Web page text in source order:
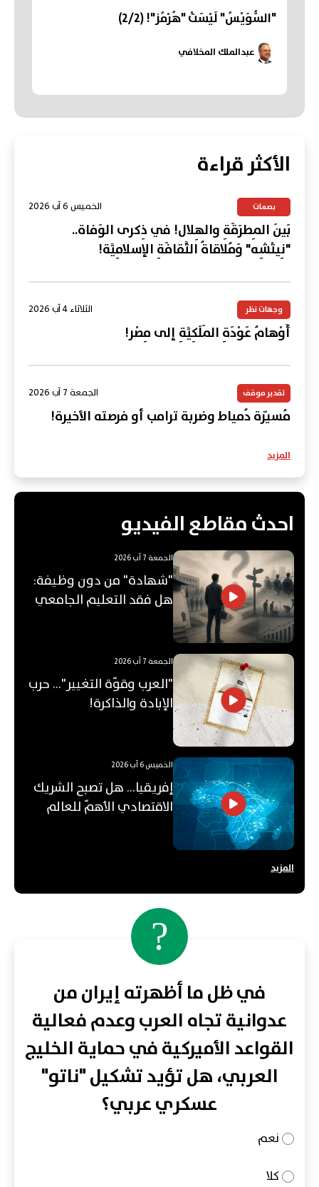
"السُّوَيْسُ" لَيْسَتْ "هُرْمُز"! (2/2)
عبدالملك المخلافي
الأكثر قراءة
بصمات الخميس 6 آب 2026
بَينَ المِطرَقَةِ والهِلال! في ذِكرى الوَفاة..
"نِيتْشِه" وَمُلاقاةُ الثَّقافَةِ الإسلامِيَّة!
وجهات نظر الثلاثاء 4 آب 2026
أَوْهامُ عَوْدَةِ المَلَكِيَّةِ إلى مِصْر!
تقدير موقف الجمعة 7 آب 2026
مُسيّرة دُمياط وضربة ترامب أو فرصته الأخيرة!
المزيد
احدث مقاطع الفيديو
الجمعة 7 آب 2026
"شهادة" من دون وظيفة:
هل فقد التعليم الجامعي
الجمعة 7 آب 2026
"العرب وقوّة التغيير"... حرب
الإبادة والذاكرة!
الخميس 6 آب 2026
إفريقيا... هل تصبح الشريك
الاقتصادي الأهمّ للعالم
المزيد
?
في ظل ما أظهرته إيران من
عدوانية تجاه العرب وعدم فعالية
القواعد الأميركية في حماية الخليج
العربي، هل تؤيد تشكيل "ناتو"
عسكري عربي؟
نعم
كلا